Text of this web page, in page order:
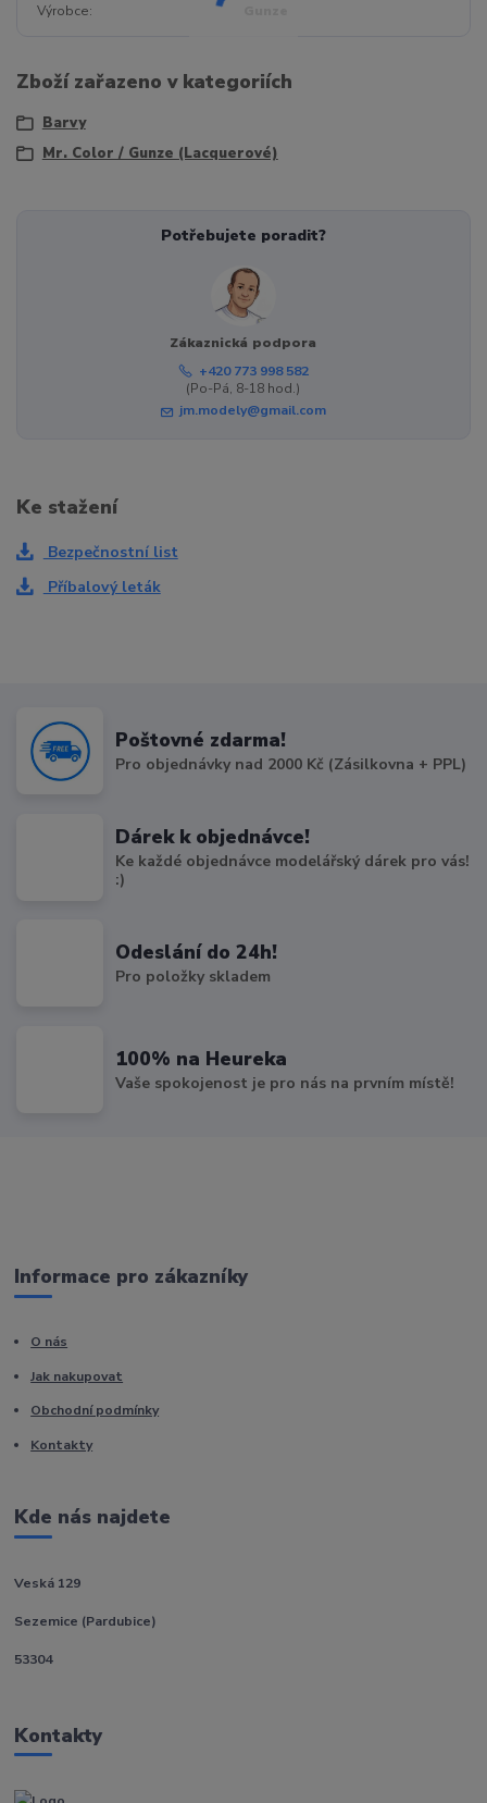
Výrobce
Zboží zařazeno v kategoriích
Barvy
Mr. Color / Gunze (Lacquerové)
Potřebujete poradit?
Zákaznická podpora
+420 773 998 582
(Po-Pá, 8-18 hod.)
jm.modely@gmail.com
Ke stažení
Bezpečnostní list
Příbalový leták
Poštovné zdarma!
Pro objednávky nad 2000 Kč (Zásilkovna + PPL)
Dárek k objednávce!
Ke každé objednávce modelářský dárek pro vás!
:)
Odeslání do 24h!
Pro položky skladem
100% na Heureka
Vaše spokojenost je pro nás na prvním místě!
Informace pro zákazníky
O nás
Jak nakupovat
Obchodní podmínky
Kontakty
Kde nás najdete
Veská 129
Sezemice (Pardubice)
53304
Kontakty